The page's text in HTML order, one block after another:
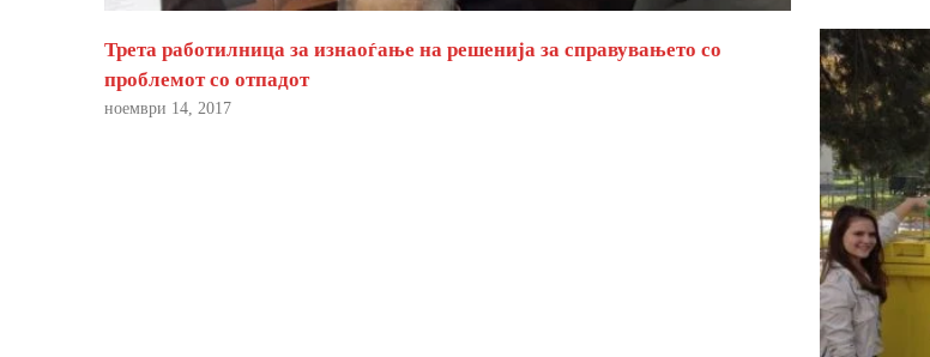
Трета работилница за изнаоѓање на решенија за справувањето со
проблемот со отпадот
ноември 14, 2017